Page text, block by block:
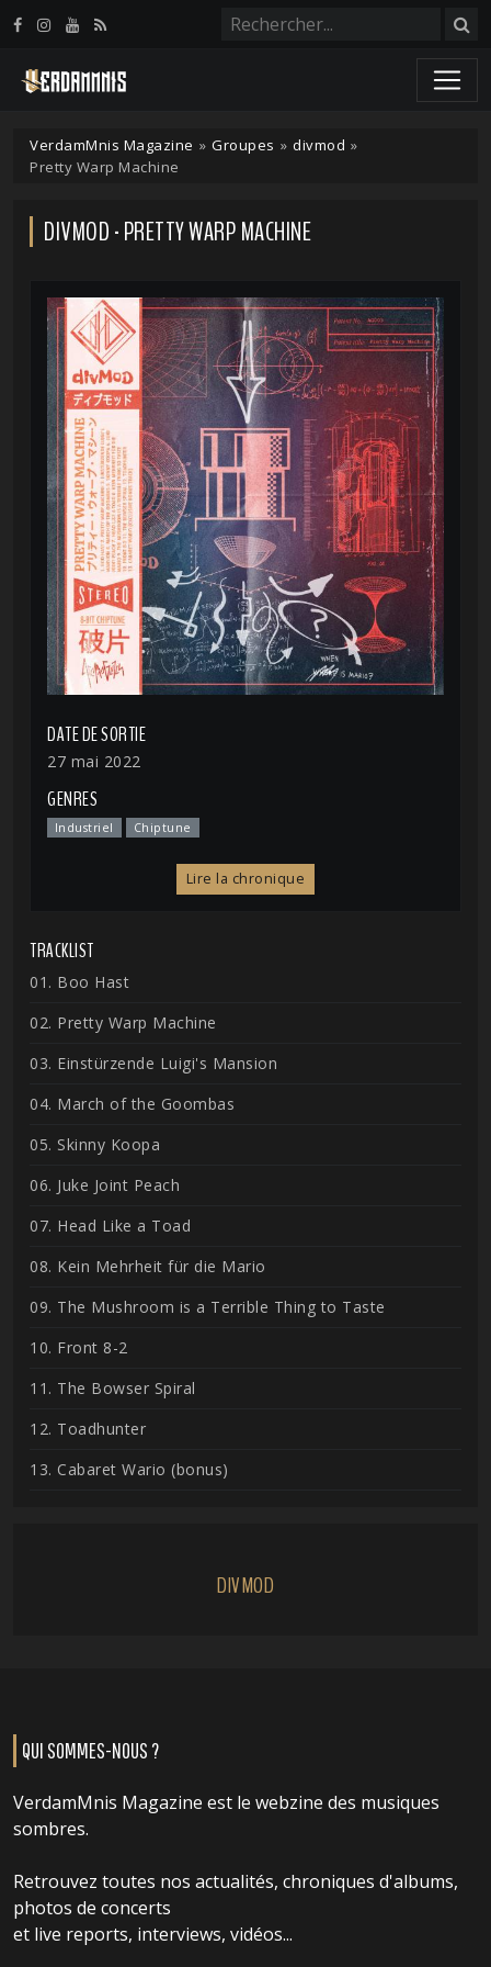
VerdamMnis Magazine » Groupes » divmod »
Pretty Warp Machine
DIVMOD - PRETTY WARP MACHINE
DATE DE SORTIE
27 mai 2022
GENRES
Industriel Chiptune
Lire la chronique
TRACKLIST
01. Boo Hast
02. Pretty Warp Machine
03. Einstürzende Luigi's Mansion
04. March of the Goombas
05. Skinny Koopa
06. Juke Joint Peach
07. Head Like a Toad
08. Kein Mehrheit für die Mario
09. The Mushroom is a Terrible Thing to Taste
10. Front 8-2
11. The Bowser Spiral
12. Toadhunter
13. Cabaret Wario (bonus)
DIVMOD
QUI SOMMES-NOUS ?
VerdamMnis Magazine est le webzine des musiques
sombres.
Retrouvez toutes nos actualités, chroniques d'albums,
photos de concerts
et live reports, interviews, vidéos...
Panneau de gestion des cookies